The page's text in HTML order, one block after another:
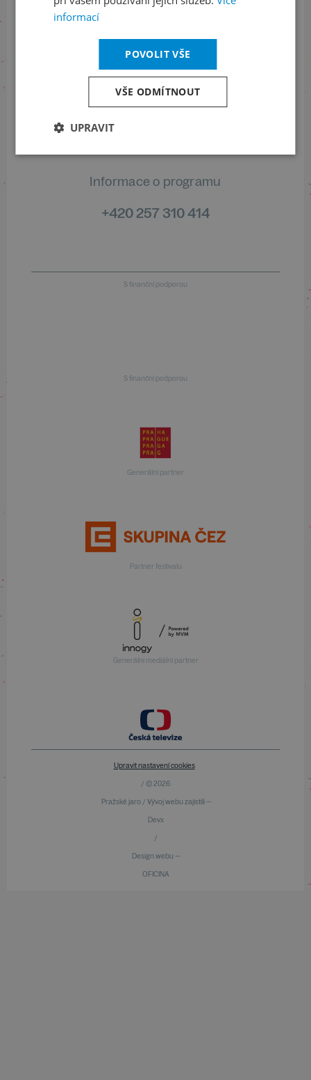
Informace o stavu objednávek
+420 461 049 232
Informace o programu
+420 257 310 414
S finanční podporou
S finanční podporou
Generální partner
Partner festivalu
Generální mediální partner
Upravit nastavení cookies
/ © 2026
Pražské jaro / Vývoj webu zajistili —
Devx
/
Design webu —
OFICINA
informací
POVOLIT VŠE
VŠE ODMÍTNOUT
UPRAVIT